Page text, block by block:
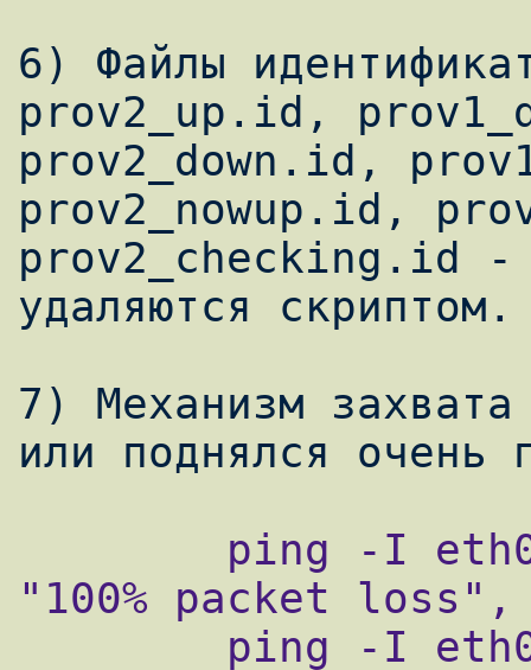
6) Файлы
prov2_up.id,
prov2_down.id,
prov2_nowup.id,
prov2_checking.id -
удаляются скриптом.
7) Механизм
"100% packet loss",